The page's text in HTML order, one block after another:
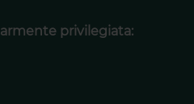
privilegiata: